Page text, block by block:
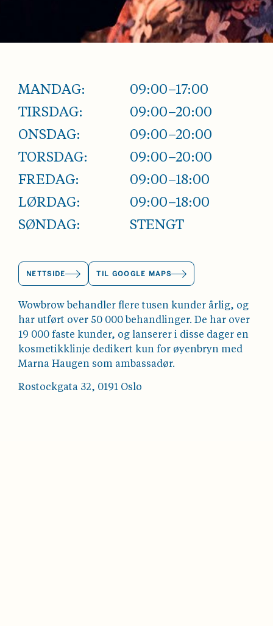
MANDAG:
09:00–17:00
TIRSDAG:
09:00–20:00
ONSDAG:
09:00–20:00
TORSDAG:
09:00–20:00
FREDAG:
09:00–18:00
LØRDAG:
09:00–18:00
SØNDAG:
STENGT
NETTSIDE TIL GOOGLE MAPS
Wowbrow behandler flere tusen kunder årlig, og
har utført over 50 000 behandlinger. De har over
19 000 faste kunder, og lanserer i disse dager en
kosmetikklinje dedikert kun for øyenbryn med
Marna Haugen som ambassadør.
Rostockgata 32, 0191 Oslo